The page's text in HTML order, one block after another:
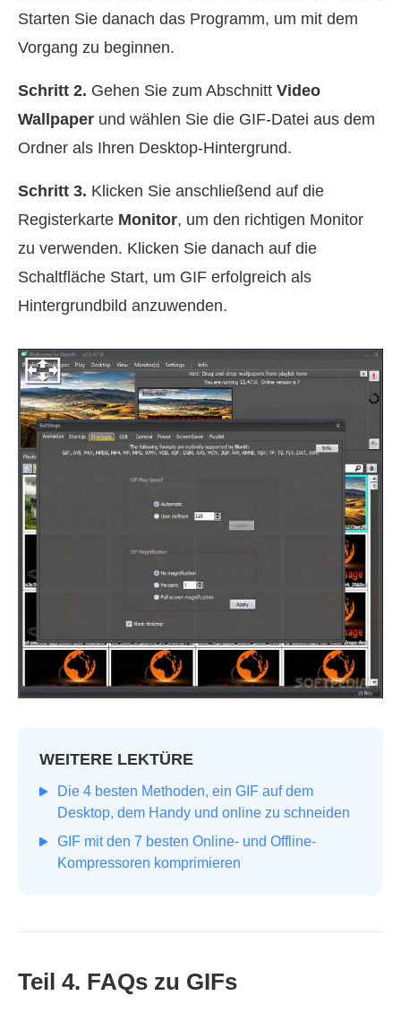
Starten Sie danach das Programm, um mit dem
Vorgang zu beginnen.
Schritt 2. Gehen Sie zum Abschnitt Video
Wallpaper und wählen Sie die GIF-Datei aus dem
Ordner als Ihren Desktop-Hintergrund.
Schritt 3. Klicken Sie anschließend auf die
Registerkarte Monitor, um den richtigen Monitor
zu verwenden. Klicken Sie danach auf die
Schaltfläche Start, um GIF erfolgreich als
Hintergrundbild anzuwenden.
WEITERE LEKTÜRE
Die 4 besten Methoden, ein GIF auf dem
Desktop, dem Handy und online zu schneiden
GIF mit den 7 besten Online- und Offline-
Kompressoren komprimieren
Teil 4. FAQs zu GIFs